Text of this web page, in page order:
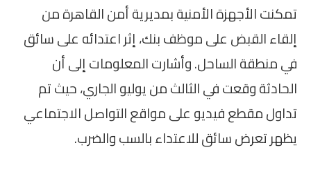
تمكنت الأجهزة الأمنية بمديرية أمن القاهرة من
إلقاء القبض على موظف بنك، إثر اعتدائه على سائق
في منطقة الساحل. وأشارت المعلومات إلى أن
الحادثة وقعت في الثالث من يوليو الجاري، حيث تم
تداول مقطع فيديو على مواقع التواصل الاجتماعي
يظهر تعرض سائق للاعتداء بالسب والضرب.